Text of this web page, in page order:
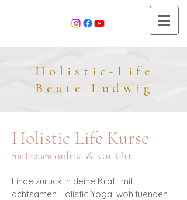
Life
Beate
Ludwig
Holistic Life Kurse
für Frauen online & vor Ort
Finde zurück in deine Kraft mit
achtsamen Holistic Yoga, wohltuenden